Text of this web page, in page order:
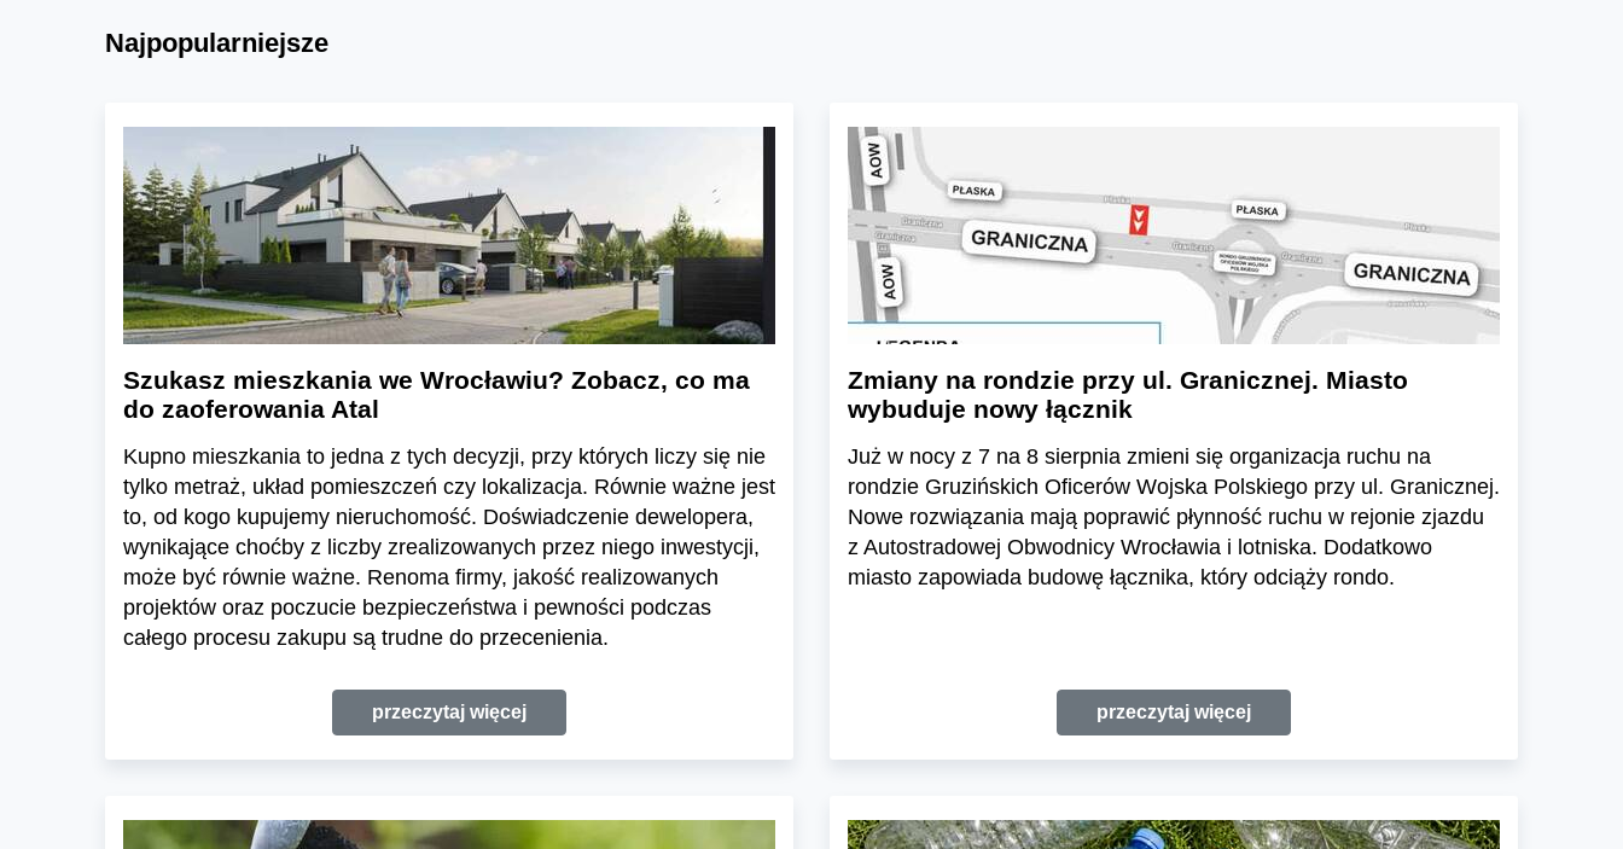
Najpopularniejsze
Szukasz mieszkania we Wrocławiu? Zobacz, co ma
do zaoferowania Atal
Kupno mieszkania to jedna z tych decyzji, przy których liczy się nie
tylko metraż, układ pomieszczeń czy lokalizacja. Równie ważne jest
to, od kogo kupujemy nieruchomość. Doświadczenie dewelopera,
wynikające choćby z liczby zrealizowanych przez niego inwestycji,
może być równie ważne. Renoma firmy, jakość realizowanych
projektów oraz poczucie bezpieczeństwa i pewności podczas
całego procesu zakupu są trudne do przecenienia.
przeczytaj więcej
Zmiany na rondzie przy ul. Granicznej. Miasto
wybuduje nowy łącznik
Już w nocy z 7 na 8 sierpnia zmieni się organizacja ruchu na
rondzie Gruzińskich Oficerów Wojska Polskiego przy ul. Granicznej.
Nowe rozwiązania mają poprawić płynność ruchu w rejonie zjazdu
z Autostradowej Obwodnicy Wrocławia i lotniska. Dodatkowo
miasto zapowiada budowę łącznika, który odciąży rondo.
przeczytaj więcej